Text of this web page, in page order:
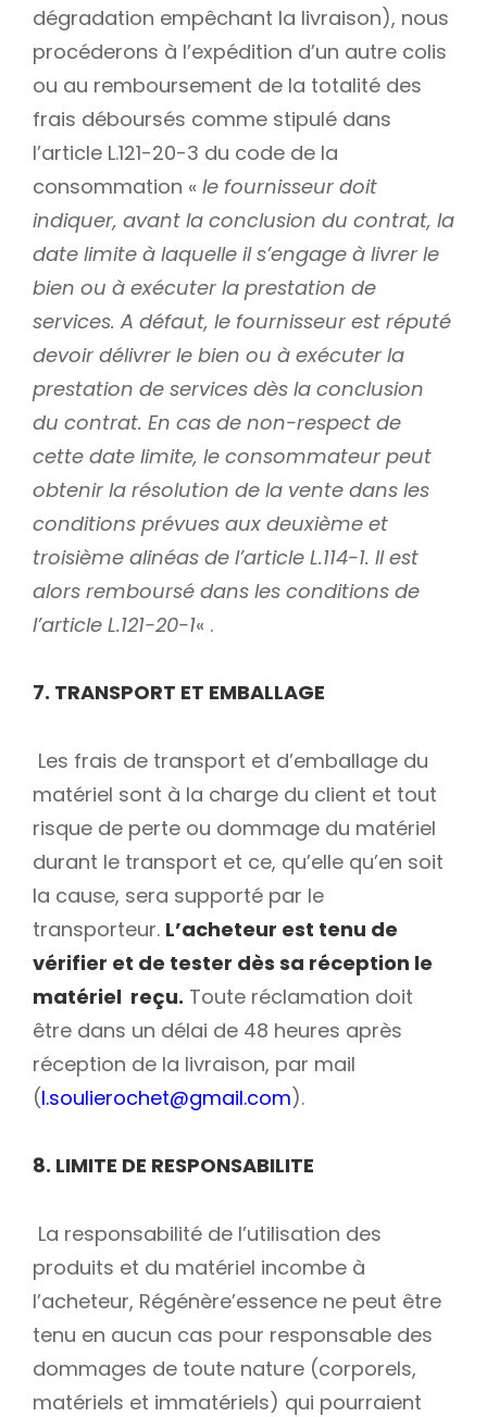
dégradation empêchant la livraison), nous
procéderons à l’expédition d’un autre colis
ou au remboursement de la totalité des
frais déboursés comme stipulé dans
l’article L.121-20-3 du code de la
consommation « le fournisseur doit
indiquer, avant la conclusion du contrat, la
date limite à laquelle il s’engage à livrer le
bien ou à exécuter la prestation de
services. A défaut, le fournisseur est réputé
devoir délivrer le bien ou à exécuter la
prestation de services dès la conclusion
du contrat. En cas de non-respect de
cette date limite, le consommateur peut
obtenir la résolution de la vente dans les
conditions prévues aux deuxième et
troisième alinéas de l’article L.114-1. Il est
alors remboursé dans les conditions de
l’article L.121-20-1« .
7. TRANSPORT ET EMBALLAGE
Les frais de transport et d’emballage du
matériel sont à la charge du client et tout
risque de perte ou dommage du matériel
durant le transport et ce, qu’elle qu’en soit
la cause, sera supporté par le
transporteur. L’acheteur est tenu de
vérifier et de tester dès sa réception le
matériel reçu. Toute réclamation doit
être dans un délai de 48 heures après
réception de la livraison, par mail
(l.soulierochet@gmail.com).
8. LIMITE DE RESPONSABILITE
La responsabilité de l’utilisation des
produits et du matériel incombe à
l’acheteur, Régénère’essence ne peut être
tenu en aucun cas pour responsable des
dommages de toute nature (corporels,
matériels et immatériels) qui pourraient